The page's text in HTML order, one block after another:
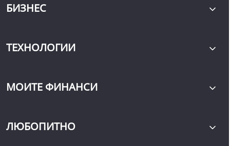
БИЗНЕС
ТЕХНОЛОГИИ
МОИТЕ ФИНАНСИ
ЛЮБОПИТНО